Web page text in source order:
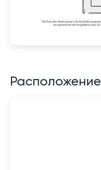
Расположение